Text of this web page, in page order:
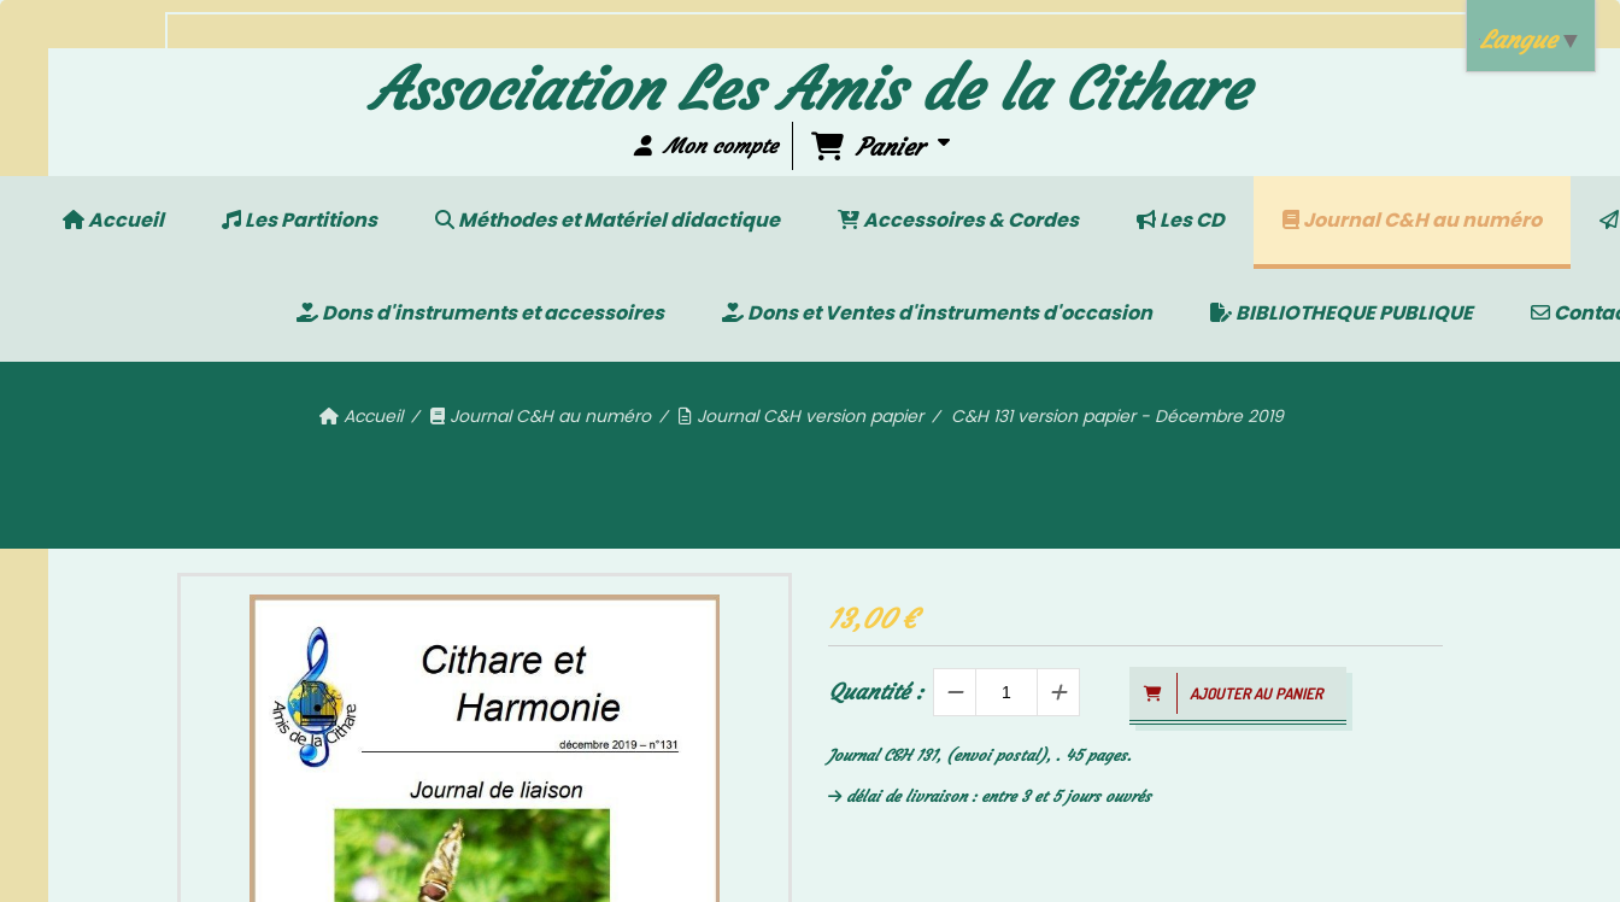
Association Les Amis de la Cithare
Mon compte Panier
Accueil Les Partitions Méthodes et Matériel didactique Accessoires & Cordes Les CD Journal C&H au numéro
Dons d'instruments et accessoires Dons et Ventes d'instruments d'occasion BIBLIOTHEQUE PUBLIQUE
Accueil Journal C&H au numéro Journal C&H version papier C&H 131 version papier - Décembre 2019
13,00€
Quantité : AJOUTER AU PANIER
Journal C&H 131, (envoi postal), . 45 pages.
délai de livraison : entre 3 et 5 jours ouvrés
Langue▼